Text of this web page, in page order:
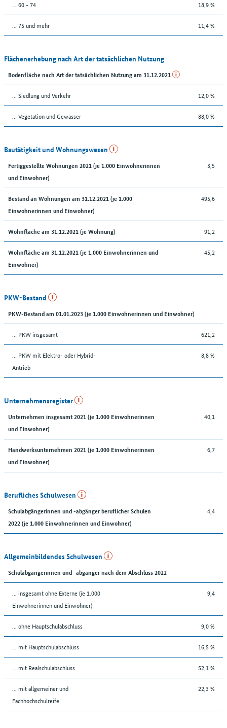
... 60 - 74 18,9 %
... 75 und mehr 11,4 %
Flächenerhebung nach Art der tatsächlichen Nutzung
Bodenfläche nach Art der tatsächlichen Nutzung am 31.12.2021
… Siedlung und Verkehr 12,0 %
… Vegetation und Gewässer 88,0 %
Bautätigkeit und Wohnungswesen
Fertiggestellte Wohnungen 2021 (je 1.000 Einwohnerinnen
und Einwohner)
3,5
Bestand an Wohnungen am 31.12.2021 (je 1.000
Einwohnerinnen und Einwohner)
495,6
Wohnfläche am 31.12.2021 (je Wohnung) 91,2
Wohnfläche am 31.12.2021 (je 1.000 Einwohnerinnen und
Einwohner)
45,2
PKW-Bestand
PKW-Bestand am 01.01.2023 (je 1.000 Einwohnerinnen und Einwohner)
… PKW insgesamt 621,2
… PKW mit Elektro- oder Hybrid-
Antrieb
8,8 %
Unternehmensregister
Unternehmen insgesamt 2021 (je 1.000 Einwohnerinnen
und Einwohner)
40,1
Handwerksunternehmen 2021 (je 1.000 Einwohnerinnen
und Einwohner)
6,7
Berufliches Schulwesen
Schulabgängerinnen und -abgänger beruflicher Schulen
2022 (je 1.000 Einwohnerinnen und Einwohner)
4,4
Allgemeinbildendes Schulwesen
Schulabgängerinnen und -abgänger nach dem Abschluss 2022
... insgesamt ohne Externe (je 1.000
Einwohnerinnen und Einwohner)
9,4
... ohne Hauptschulabschluss 9,0 %
... mit Hauptschulabschluss 16,5 %
... mit Realschulabschluss 52,1 %
... mit allgemeiner und
Fachhochschulreife
22,3 %